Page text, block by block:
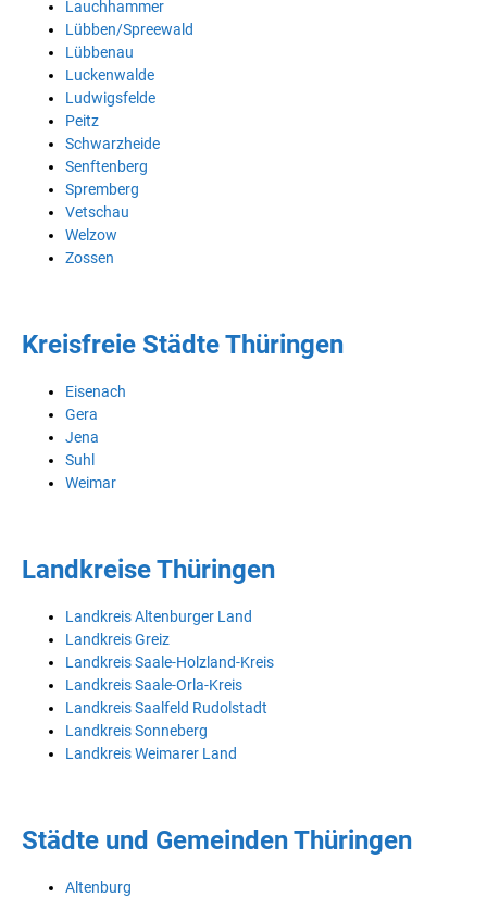
Lauchhammer
Lübben/Spreewald
Lübbenau
Luckenwalde
Ludwigsfelde
Peitz
Schwarzheide
Senftenberg
Spremberg
Vetschau
Welzow
Zossen
Kreisfreie Städte Thüringen
Eisenach
Gera
Jena
Suhl
Weimar
Landkreise Thüringen
Landkreis Altenburger Land
Landkreis Greiz
Landkreis Saale-Holzland-Kreis
Landkreis Saale-Orla-Kreis
Landkreis Saalfeld Rudolstadt
Landkreis Sonneberg
Landkreis Weimarer Land
Städte und Gemeinden Thüringen
Altenburg